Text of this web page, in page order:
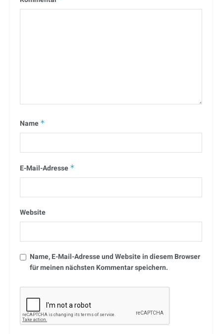
Name *
E-Mail-Adresse *
Website
Name, E-Mail-Adresse und Website in diesem Browser
für meinen nächsten Kommentar speichern.